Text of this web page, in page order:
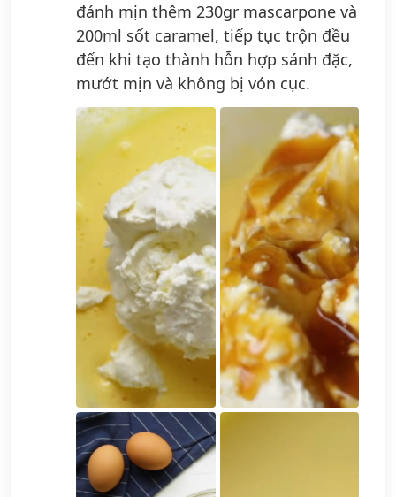
đánh mịn thêm 230gr mascarpone và
200ml sốt caramel, tiếp tục trộn đều
đến khi tạo thành hỗn hợp sánh đặc,
mướt mịn và không bị vón cục.